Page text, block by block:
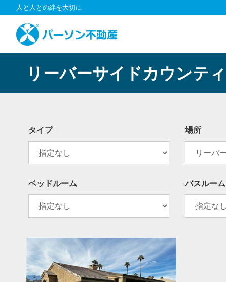
ン
ツ
キ
人と人との絆を大切に
リーバーサイドカウンティ
タイプ 場所
ベッドルーム バスルーム